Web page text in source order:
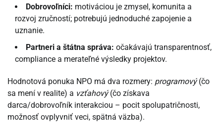
Dobrovoľníci: motiváciou je zmysel, komunita a
rozvoj zručností; potrebujú jednoduché zapojenie a
uznanie.
Partneri a štátna správa: očakávajú transparentnosť,
compliance a merateľné výsledky projektov.
Hodnotová ponuka NPO má dva rozmery: programový(čo
sa mení v realite) a vzťahový(čo získava
darca/dobrovoľník interakciou – pocit spolupatričnosti,
možnosť ovplyvniť veci, spätná väzba).